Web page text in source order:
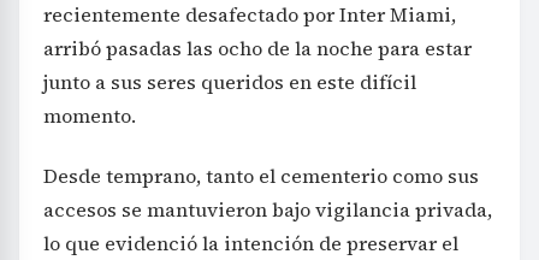
recientemente desafectado por Inter Miami,
arribó pasadas las ocho de la noche para estar
junto a sus seres queridos en este difícil
momento.
Desde temprano, tanto el cementerio como sus
accesos se mantuvieron bajo vigilancia privada,
lo que evidenció la intención de preservar el